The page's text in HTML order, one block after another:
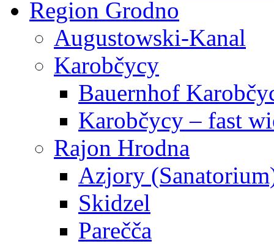
Region Grodno
Augustowski-Kanal
Karobčycy
Bauernhof
Karobčycy – fast
Rajon Hrodna
Azjory
Skidzel
Parečča